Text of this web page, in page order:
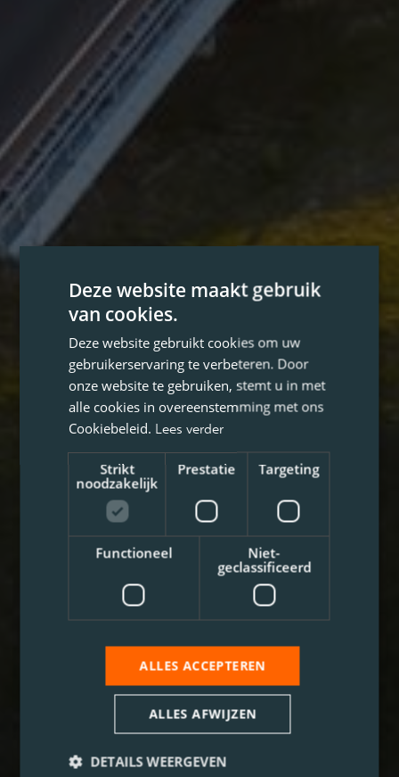
Deze website maakt gebruik
van cookies.
Deze website gebruikt cookies om uw
gebruikerservaring te verbeteren. Door
onze website te gebruiken, stemt u in met
alle cookies in overeenstemming met ons
Cookiebeleid. Lees verder
Strikt
noodzakelijk
Prestatie Targeting
Functioneel
Niet-
geclassificeerd
ALLES ACCEPTEREN
ALLES AFWIJZEN
DETAILS WEERGEVEN